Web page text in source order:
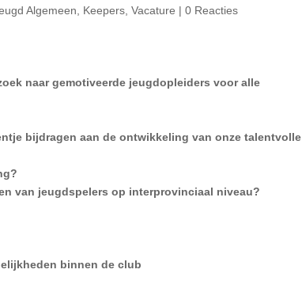
Algemeen Keepers ,Vacature |0 Reacties
naar gemotiveerde jeugdopleiders voor alle
bijdragen aan de ontwikkeling van onze talentvolle
van jeugdspelers op interprovinciaal niveau?
binnen de club